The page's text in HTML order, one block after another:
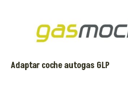
Adaptar coche autogas GLP